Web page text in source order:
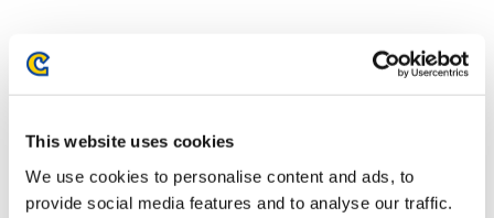
This website uses cookies
We use cookies to personalise content and ads, to
provide social media features and to analyse our traffic.